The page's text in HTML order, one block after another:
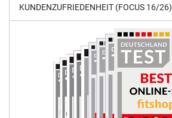
KUNDENZUFRIEDENHEIT (FOCUS 16/26)